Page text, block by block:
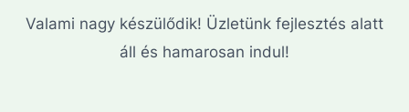
Valami nagy készülődik! Üzletünk fejlesztés alatt
áll és hamarosan indul!